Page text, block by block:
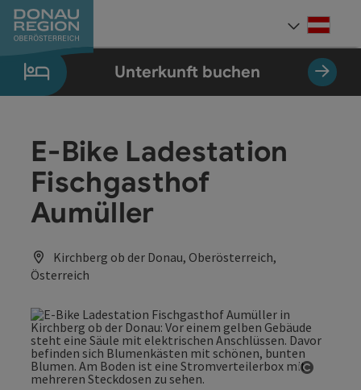
Zum Inhalt
Zur Navigation
Zum Seitenanfang
Zur Kontaktseite
Zum Impressum
Zur Startseite
Unterkunft buchen
E-Bike Ladestation
Fischgasthof
Aumüller
Kirchberg ob der Donau, Oberösterreich,
Österreich